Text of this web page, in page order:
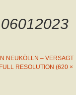
NEUKÖLLN – VERSAGT
FULL RESOLUTION (620 ×